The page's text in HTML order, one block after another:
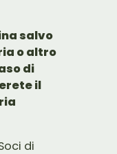
salvo
o altro
di
il
di